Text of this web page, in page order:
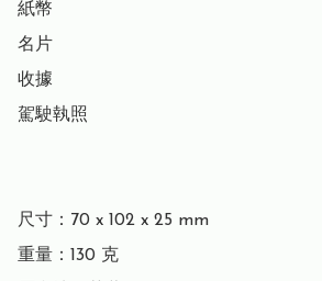
紙幣
名片
收據
駕駛執照
尺寸：70 x 102 x 25 mm
重量：130 克